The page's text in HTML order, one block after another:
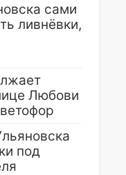
сами
ливнёвки,
Любови
под